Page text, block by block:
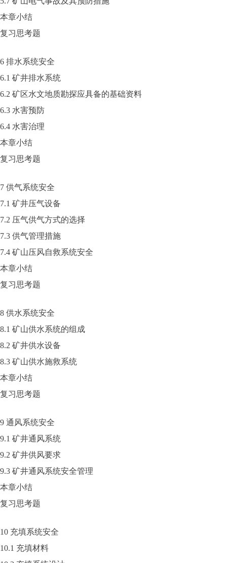
本章小结
复习思考题
6 排水系统安全
6.1 矿井排水系统
6.2 矿区水文地质勘探应具备的基础资料
6.3 水害预防
6.4 水害治理
本章小结
复习思考题
7 供气系统安全
7.1 矿井压气设备
7.2 压气供气方式的选择
7.3 供气管理措施
7.4 矿山压风自救系统安全
本章小结
复习思考题
8 供水系统安全
8.1 矿山供水系统的组成
8.2 矿井供水设备
8.3 矿山供水施救系统
本章小结
复习思考题
9 通风系统安全
9.1 矿井通风系统
9.2 矿井供风要求
9.3 矿井通风系统安全管理
本章小结
复习思考题
10 充填系统安全
10.1 充填材料